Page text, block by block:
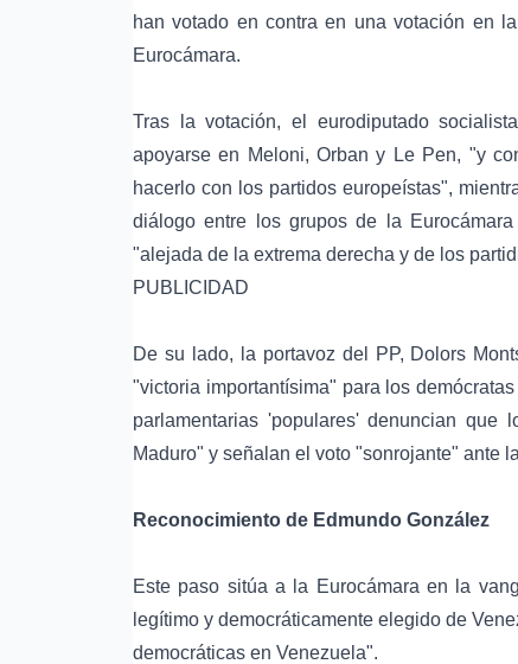
han votado en contra en una votación en
Eurocámara.
Tras la votación, el eurodiputado
apoyarse en Meloni, Orban y Le Pen, "y
hacerlo con los partidos europeístas",
diálogo entre los grupos de la
"alejada de la extrema derecha y de los
PUBLICIDAD
De su lado, la portavoz del PP, Dolors
"victoria importantísima" para los
parlamentarias 'populares' denuncian
Maduro" y señalan el voto "sonrojante" ante
Reconocimiento de Edmundo González
Este paso sitúa a la Eurocámara en la
legítimo y democráticamente elegido de
democráticas en Venezuela".